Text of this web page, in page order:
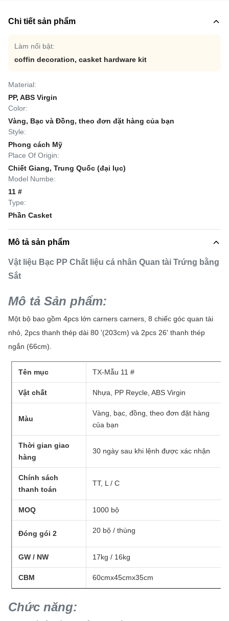
Chi tiết sản phẩm
Làm nổi bật:
coffin decoration, casket hardware kit
Material:
PP, ABS Virgin
Color:
Vàng, Bạc và Đồng, theo đơn đặt hàng của bạn
Style:
Phong cách Mỹ
Place Of Origin:
Chiết Giang, Trung Quốc (đại lục)
Model Numbe:
11 #
Type:
Phần Casket
Mô tả sản phẩm
Vật liệu Bạc PP Chất liệu cá nhân Quan tài Trứng bằng
Sắt
Mô tả Sản phẩm:
Một bộ bao gồm 4pcs lớn carners carners, 8 chiếc góc quan tài
nhỏ, 2pcs thanh thép dài 80 '(203cm) và 2pcs 26' thanh thép
ngắn (66cm).
Tên mục TX-Mẫu 11 #
Vật chất Nhựa, PP Reycle, ABS Virgin
Màu
Vàng, bạc, đồng, theo đơn đặt hàng
của bạn
Thời gian giao
hàng
30 ngày sau khi lệnh được xác nhận
Chính sách
thanh toán
TT, L / C
MOQ 1000 bộ
Đóng gói 2 20 bộ / thùng
GW / NW 17kg / 16kg
CBM 60cmx45cmx35cm
Chức năng: